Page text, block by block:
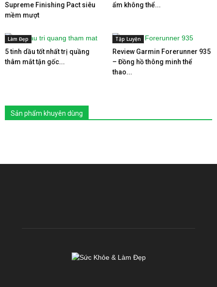
Supreme Finishing Pact siêu
mềm mượt
ẩm không thể...
Làm Đẹp
5 tinh dầu tốt nhất trị quầng
thâm mắt tận gốc...
Tập Luyện
Review Garmin Forerunner 935
– Đồng hồ thông minh thể
thao...
Sản phẩm khuyên dùng